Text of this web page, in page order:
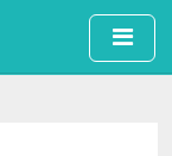
principal